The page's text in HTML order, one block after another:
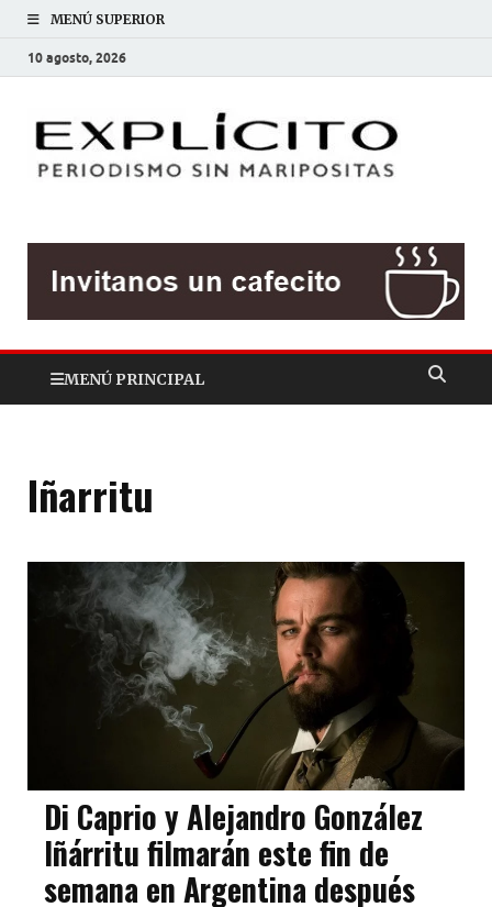
MENÚ SUPERIOR
10 agosto, 2026
MENÚ PRINCIPAL
Iñarritu
Di Caprio y Alejandro González
Iñárritu filmarán este fin de
semana en Argentina después